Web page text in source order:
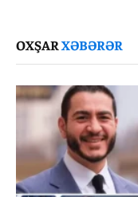
OXŞARXƏBƏRƏR